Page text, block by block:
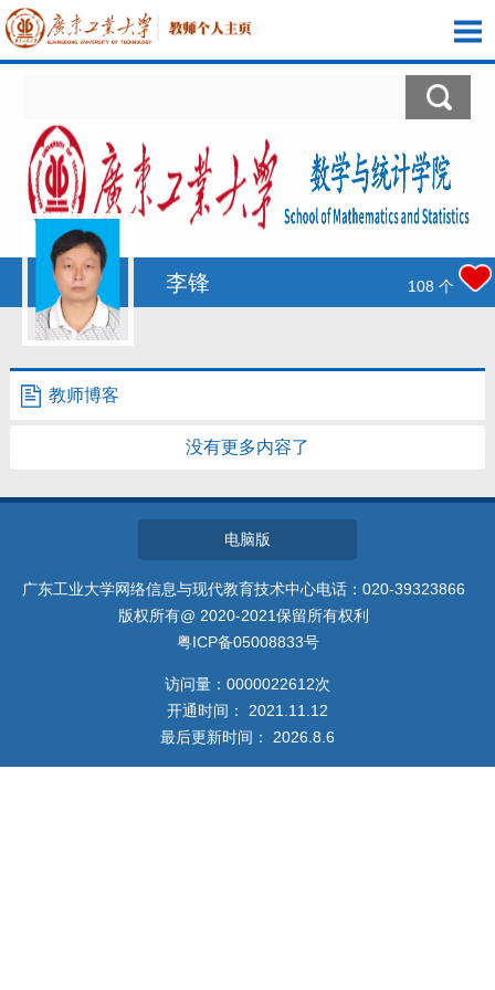
科学研究
教学研究
获奖信息
学生信息
我的相册
招生信息
李锋 108 个
教师博客
没有更多内容了
电脑版
广东工业大学网络信息与现代教育技术中心电话：020-39323866
版权所有@ 2020-2021保留所有权利
粤ICP备05008833号
访问量： 0000022612次
开通时间： 2021 11 12
最后更新时间： 2026 8 6